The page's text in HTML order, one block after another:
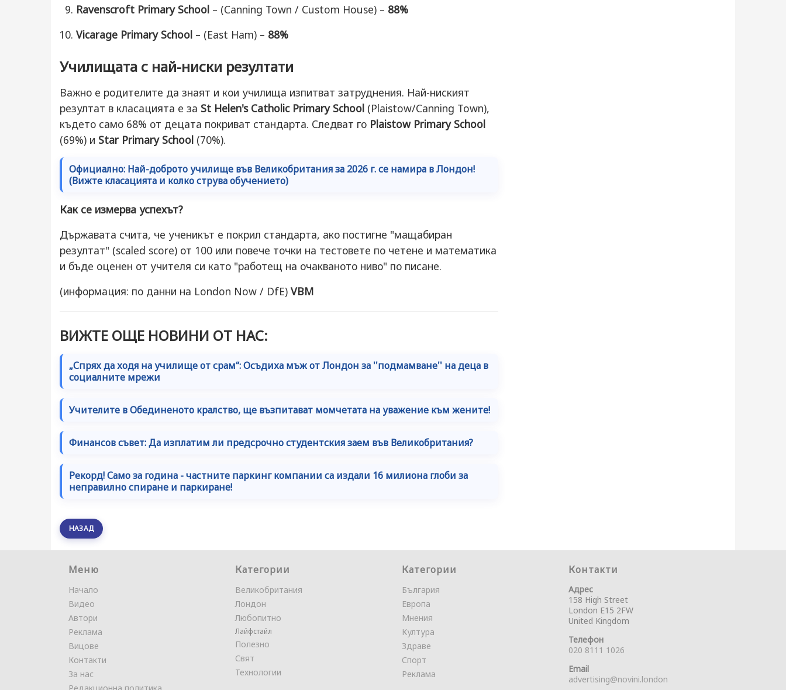
Ravenscroft Primary School – (Canning Town / Custom House) – 88%
Vicarage Primary School – (East Ham) – 88%
Училищата с най-ниски резултати
Важно е родителите да знаят и кои училища изпитват затруднения. Най-ниският
резултат в класацията е за St Helen's Catholic Primary School (Plaistow/Canning Town),
където само 68% от децата покриват стандарта. Следват го Plaistow Primary School
(69%) и Star Primary School (70%).
Официално: Най-доброто училище във Великобритания за 2026 г. се намира в Лондон!
(Вижте класацията и колко струва обучението)
Как се измерва успехът?
Държавата счита, че ученикът е покрил стандарта, ако постигне "мащабиран
резултат" (scaled score) от 100 или повече точки на тестовете по четене и математика
и бъде оценен от учителя си като "работещ на очакваното ниво" по писане.
(информация: по данни на London Now / DfE) VBM
ВИЖТЕ ОЩЕ НОВИНИ ОТ НАС:
„Спрях да ходя на училище от срам“: Осъдиха мъж от Лондон за ''подмамване'' на деца в
социалните мрежи
Учителите в Обединеното кралство, ще възпитават момчетата на уважение към жените!
Финансов съвет: Да изплатим ли предсрочно студентския заем във Великобритания?
Рекорд! Само за година - частните паркинг компании са издали 16 милиона глоби за
неправилно спиране и паркиране!
НАЗАД
Меню
Начало
Видео
Автори
Реклама
Вицове
Контакти
За нас
Категории
Великобритания
Лондон
Любопитно
Лайфстайл
Полезно
Свят
Технологии
Категории
България
Европа
Мнения
Култура
Здраве
Спорт
Реклама
Контакти
Адрес
158 High Street
London E15 2FW
United Kingdom
Телефон
020 8111 1026
Email
advertising@novini.london